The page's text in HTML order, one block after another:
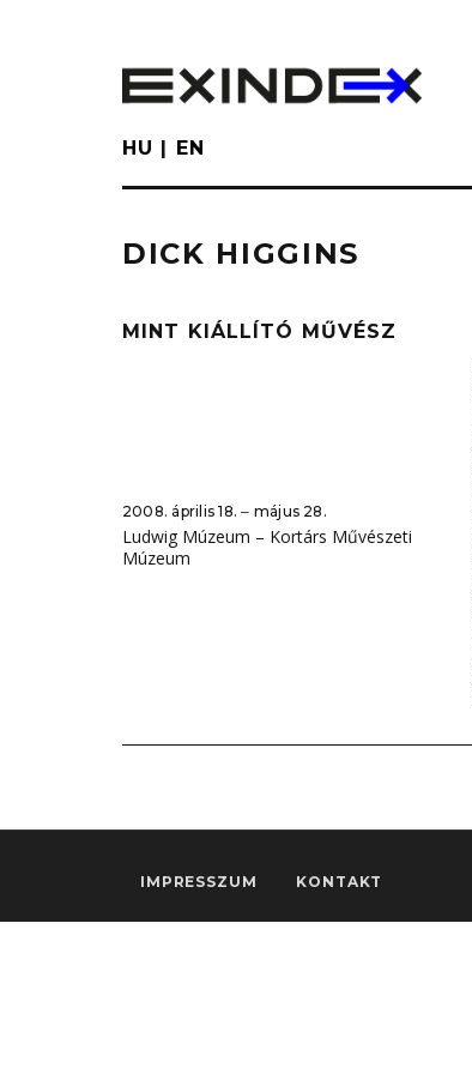
HU EN
DICK HIGGINS
MINT KIÁLLÍTÓ MŰVÉSZ
2008. április 18. ‒ május 28.
Ludwig Múzeum – Kortárs Művészeti
Múzeum
IMPRESSZUM KONTAKT